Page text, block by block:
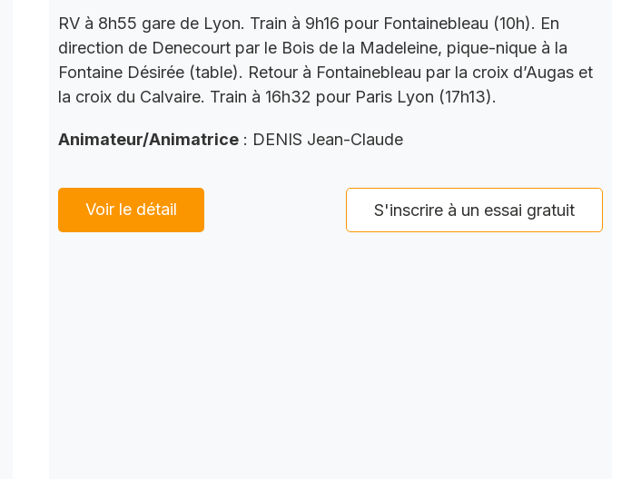
RV à 8h55 gare de Lyon. Train à 9h16 pour Fontainebleau (10h). En
direction de Denecourt par le Bois de la Madeleine, pique-nique à la
Fontaine Désirée (table). Retour à Fontainebleau par la croix d’Augas et
la croix du Calvaire. Train à 16h32 pour Paris Lyon (17h13).
Animateur/Animatrice : DENIS Jean-Claude
Voir le détail S'inscrire à un essai gratuit